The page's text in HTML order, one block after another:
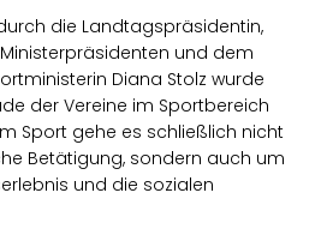
die Landtagspräsidentin,
und dem
Diana Stolz wurde
der Vereine im Sportbereich
Sport gehe es schließlich nicht
Betätigung, sondern auch um
und die sozialen